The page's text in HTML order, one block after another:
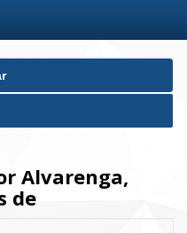
Alvarenga,
de